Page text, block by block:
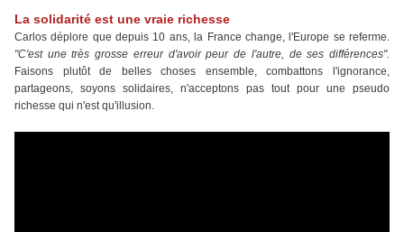
La solidarité est une vraie richesse
Carlos déplore que depuis 10 ans, la France change, l'Europe se referme.
"C'est une très grosse erreur d'avoir peur de l'autre, de ses différences".
Faisons plutôt de belles choses ensemble, combattons l'ignorance,
partageons, soyons solidaires, n'acceptons pas tout pour une pseudo
richesse qui n'est qu'illusion.